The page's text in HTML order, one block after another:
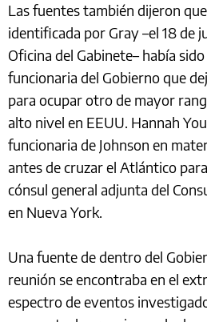
Las fuentes también dijeron
identificada por Gray –el 18 de
Oficina del Gabinete– había
funcionaria del Gobierno que
para ocupar otro de mayor
alto nivel en EEUU. Hannah
funcionaria de Johnson en
antes de cruzar el Atlántico
cónsul general adjunta del
en Nueva York.
Una fuente de dentro del
reunión se encontraba en el
espectro de eventos